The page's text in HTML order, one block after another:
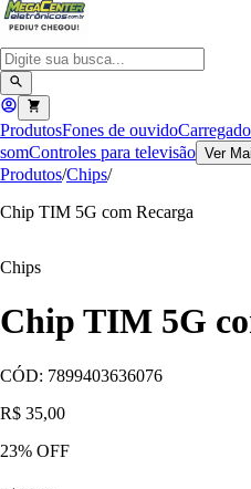
ProdutosFones de ouvido
somControles para televisão Ver
Produtos/Chips/
Chip TIM 5G com Recarga
Chips
Chip TIM 5G
CÓD: 7899403636076
R$ 35,00
23% OFF